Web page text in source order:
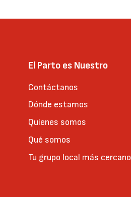
El Parto es Nuestro
Contáctanos
Dónde estamos
Quienes somos
Qué somos
Tu grupo local más cercano